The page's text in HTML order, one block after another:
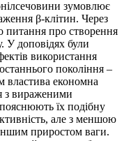
зумовлює
β-клітин. Через
питання про створення
У доповідях були
використання
покоління –
властива економна
з вираженими
їх подібну
але з меншою
приростом ваги.